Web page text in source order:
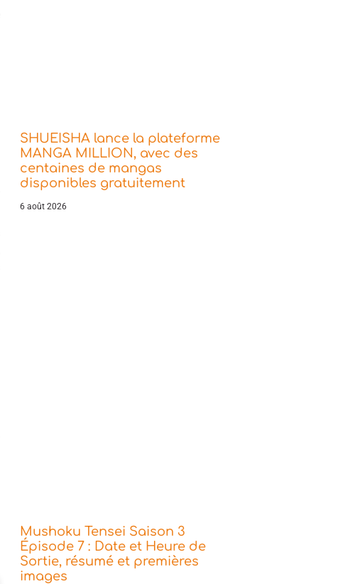
SHUEISHA lance la plateforme
MANGA MILLION, avec des
centaines de mangas
disponibles gratuitement
6 août 2026
Mushoku Tensei Saison 3
Épisode 7 : Date et Heure de
Sortie, résumé et premières
images